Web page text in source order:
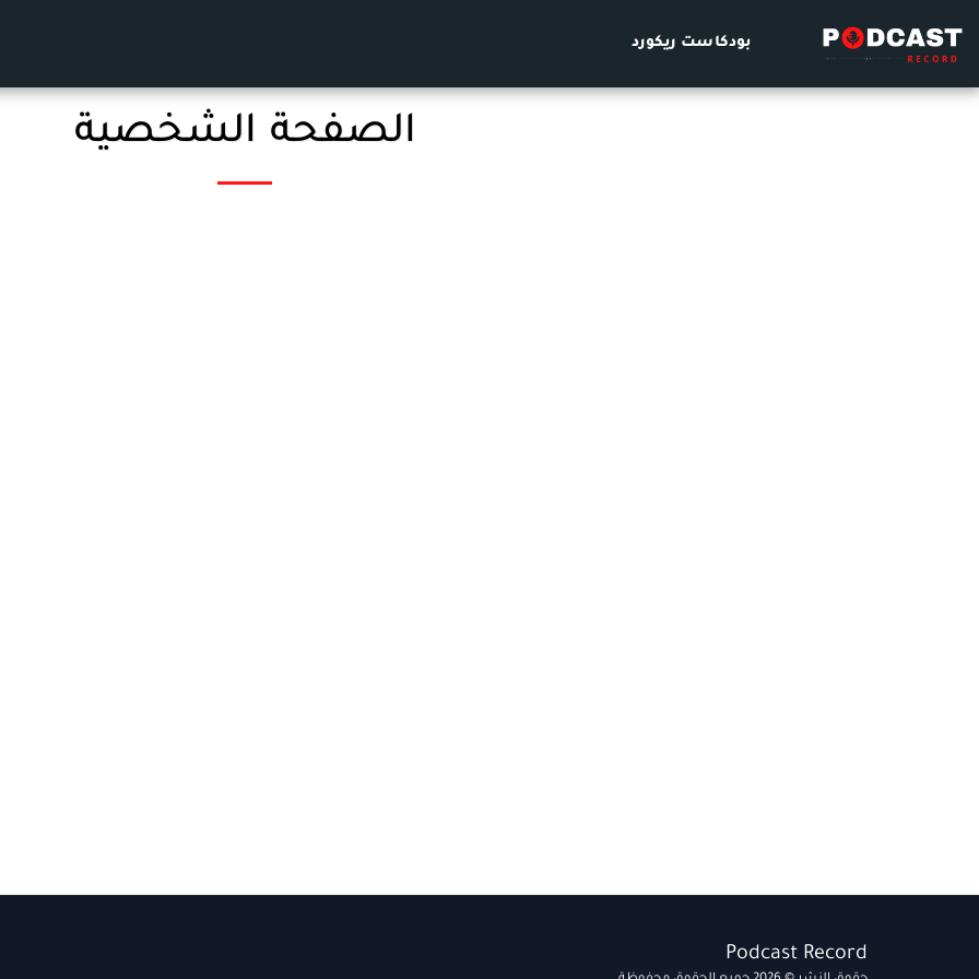
بودكاست ريكورد
الصفحة الشخصية
Podcast Record